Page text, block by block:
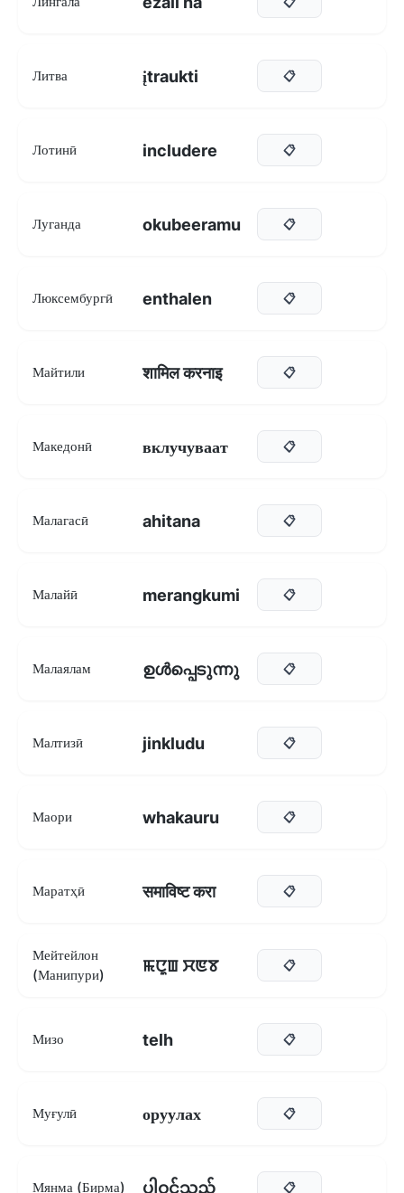
Литва įtraukti 📋
Лотинӣ includere 📋
Луганда okubeeramu 📋
Люксембургӣ enthalen 📋
Майтили शामिल करनाइ 📋
Македонӣ вклучуваат 📋
Малагасӣ ahitana 📋
Малайӣ merangkumi 📋
Малаялам ഉൾപ്പെടുന്നു 📋
Малтизӣ jinkludu 📋
Маори whakauru 📋
Маратҳӣ समाविष्ट करा 📋
Мейтейлон
(Манипури)
ꯃꯅꯨꯡ ꯆꯟꯕ 📋
Мизо telh 📋
Муғулӣ оруулах 📋
Мянма (Бирма) ပါဝင်သည် 📋